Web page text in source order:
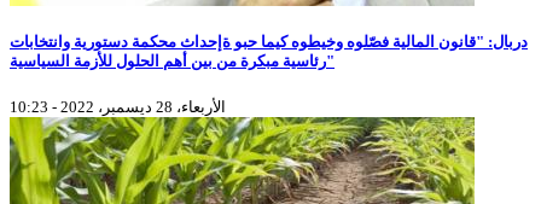
دربال: "قانون المالية فصّلوه وخيطوه كيما حبو ةإحداث محكمة دستورية وانتخابات
رئاسية مبكرة من بين أهم الحلول للأزمة السياسية"
الأربعاء، 28 ديسمبر، 2022 - 10:23